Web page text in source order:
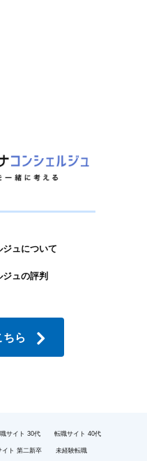
ュについて
ュの評判
ちら
サイト 30代 転職サイト 40代
イト 第二新卒 未経験転職